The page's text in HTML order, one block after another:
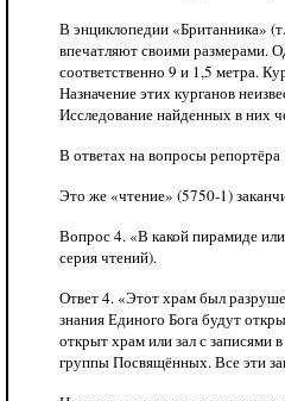
В энциклопедии «Британника»
впечатляют своими размерами.
соответственно 9 и 1,5 метра.
Назначение этих курганов
Исследование найденных в них
В ответах на вопросы
Это же «чтение» (5750-1)
Вопрос 4. «В какой пирамиде
серия чтений).
Ответ 4. «Этот храм был
знания Единого Бога будут
открыт храм или зал с записями
группы Посвящённых. Все эти